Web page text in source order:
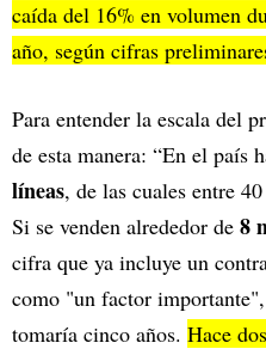
caída del 16% en volumen
año, según cifras
Para entender la escala del
de esta manera: “En el país
líneas, de las cuales entre
Si se venden alrededor de 8
cifra que ya incluye un
como "un factor
tomaría cinco años. Hace